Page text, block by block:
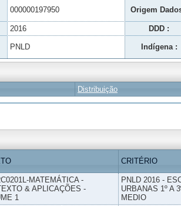
000000197950 Origem
2016 DDD :
PNLD Indígena :
Distribuição
CRITÉRIO
MATEMÁTICA -
& APLICAÇÕES -
1
PNLD 2016 -
URBANAS 1º A
MEDIO